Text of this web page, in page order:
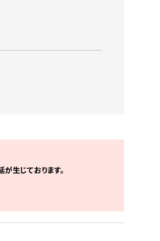
生じております。